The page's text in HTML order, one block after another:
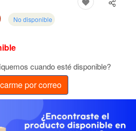
No disponible
cuando esté disponible?
por correo